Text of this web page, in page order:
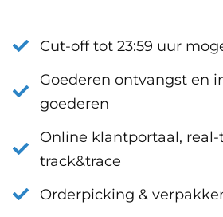
Cut-off tot 23:59 uur
Goederen ontvangst en
goederen
Online klantportaal,
track&trace
Orderpicking &